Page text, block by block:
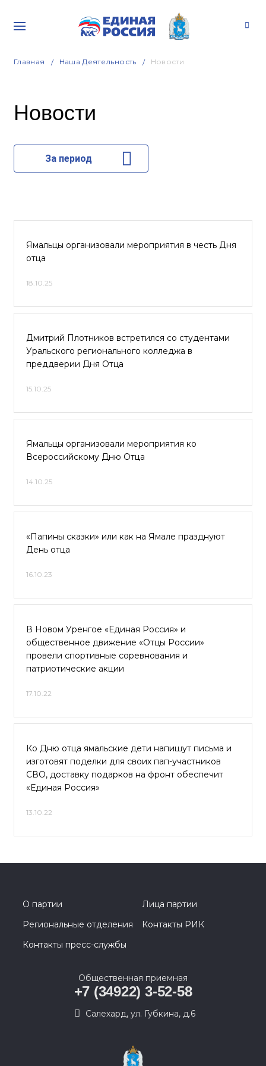
Главная Наша Деятельность Новости
Новости
За период
Ямальцы организовали мероприятия в честь Дня
отца
18.10.25
Дмитрий Плотников встретился со студентами
Уральского регионального колледжа в
преддверии Дня Отца
15.10.25
Ямальцы организовали мероприятия ко
Всероссийскому Дню Отца
14.10.25
«Папины сказки» или как на Ямале празднуют
День отца
16.10.23
В Новом Уренгое «Единая Россия» и
общественное движение «Отцы России»
провели спортивные соревнования и
патриотические акции
17.10.22
Ко Дню отца ямальские дети напишут письма и
изготовят поделки для своих пап-участников
СВО, доставку подарков на фронт обеспечит
«Единая Россия»
13.10.22
О партии
Лица партии
Региональные отделения
Контакты РИК
Контакты пресс-службы
Общественная приемная
+7 (34922) 3-52-58
Салехард, ул. Губкина, д.6